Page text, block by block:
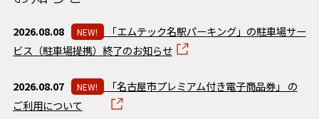
2026.08.08 NEW!
「エムテック名駅パーキング」の駐車場サー
ビス（駐車場提携）終了のお知らせ
2026.08.07 NEW!
「名古屋市プレミアム付き電子商品券」 の
ご利用について